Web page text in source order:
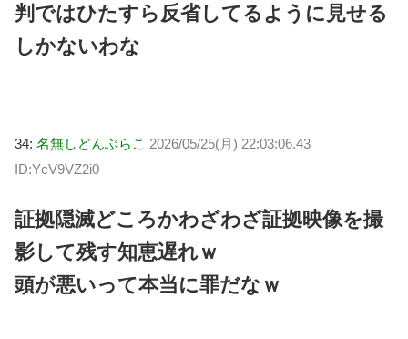
判ではひたすら反省してるように見せる
しかないわな
34: 名無しどんぶらこ 2026/05/25(月) 22:03:06.43
ID:YcV9VZ2i0
証拠隠滅どころかわざわざ証拠映像を撮
影して残す知恵遅れｗ
頭が悪いって本当に罪だなｗ